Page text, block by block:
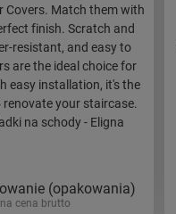
Covers. Match them with
finish. Scratch and
resistant, and easy to
are the ideal choice for
easy installation, it's the
your staircase.
na schody - Eligna
(opakowania)
cena brutto